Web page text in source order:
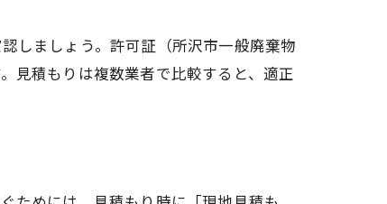
しましょう。許可証（所沢市一般廃棄物
見積もりは複数業者で比較すると、適正